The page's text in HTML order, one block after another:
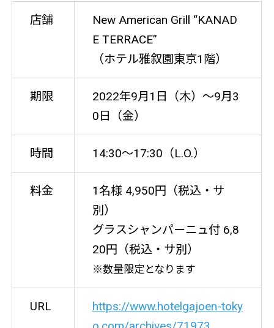
店舗
New American Grill “KANAD
E TERRACE”
（ホテル雅叙園東京1階）
期限
2022年9月1日（木）～9月3
0日（金）
時間 14:30～17:30（L.O.）
料金
1名様 4,950円（税込・サ
別）
グラスシャンパーニュ付 6,8
20円（税込・サ別）
※数量限定となります
URL
https://www.hotelgajoen-toky